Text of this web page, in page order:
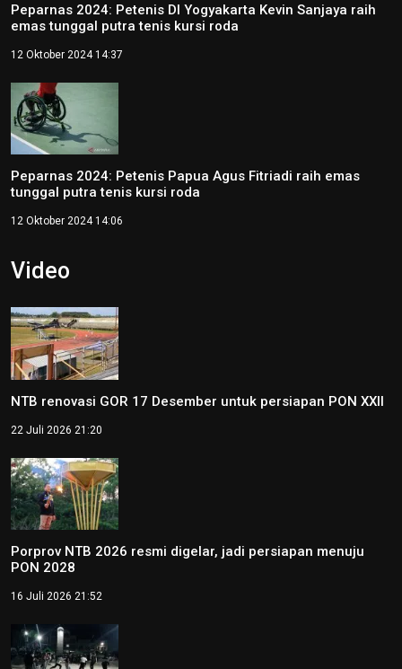
Peparnas 2024: Petenis DI Yogyakarta Kevin Sanjaya raih
emas tunggal putra tenis kursi roda
12 Oktober 2024 14:37
Peparnas 2024: Petenis Papua Agus Fitriadi raih emas
tunggal putra tenis kursi roda
12 Oktober 2024 14:06
Video
NTB renovasi GOR 17 Desember untuk persiapan PON XXII
22 Juli 2026 21:20
Porprov NTB 2026 resmi digelar, jadi persiapan menuju
PON 2028
16 Juli 2026 21:52